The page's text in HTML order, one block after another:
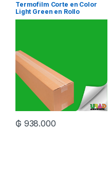
Termofilm Corte en Color
Light Green en Rollo
₲ 938.000